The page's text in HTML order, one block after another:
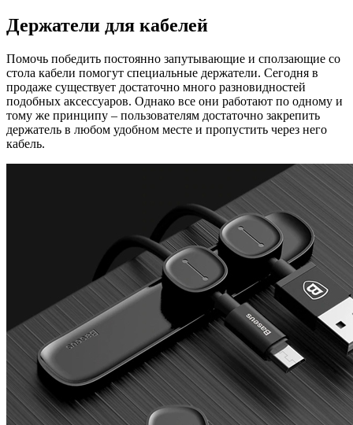
Держатели для кабелей
Помочь победить постоянно запутывающие и сползающие со
стола кабели помогут специальные держатели. Сегодня в
продаже существует достаточно много разновидностей
подобных аксессуаров. Однако все они работают по одному и
тому же принципу – пользователям достаточно закрепить
держатель в любом удобном месте и пропустить через него
кабель.